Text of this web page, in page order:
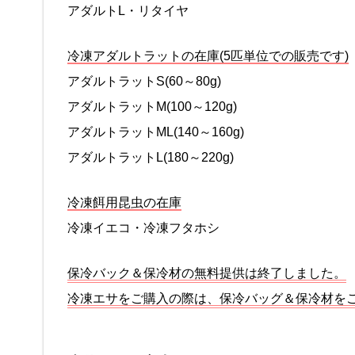
アダルトL・リタイヤ
冷凍アダルトラットの在庫(5匹単位での販売です)
アダルトラットS(60～80g)
アダルトラットM(100～120g)
アダルトラットML(140～160g)
アダルトラットL(180～220g)
冷凍餌用昆虫の在庫
冷凍イエコ・冷凍フタホシ
保冷バック＆保冷材の無料提供は終了しました。
冷凍エサをご購入の際は、保冷バッグ＆保冷材を